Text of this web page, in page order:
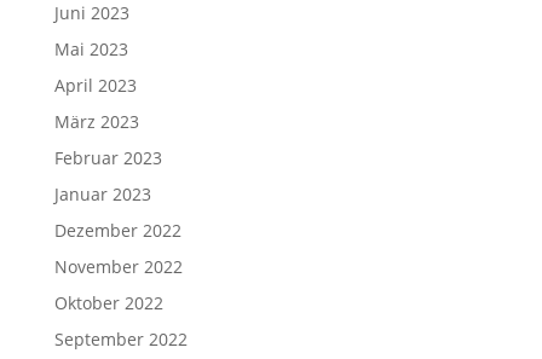
Juni 2023
Mai 2023
April 2023
März 2023
Februar 2023
Januar 2023
Dezember 2022
November 2022
Oktober 2022
September 2022